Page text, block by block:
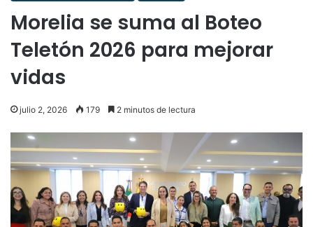
Morelia se suma al Boteo
Teletón 2026 para mejorar
vidas
julio 2, 2026 179 2 minutos de lectura